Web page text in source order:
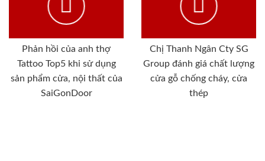
Phản hồi của anh thợ
Tattoo Top5 khi sử dụng
sản phẩm cửa, nội thất của
SaiGonDoor
Chị Thanh Ngân Cty SG
Group đánh giá chất lượng
cửa gỗ chống cháy, cửa
thép